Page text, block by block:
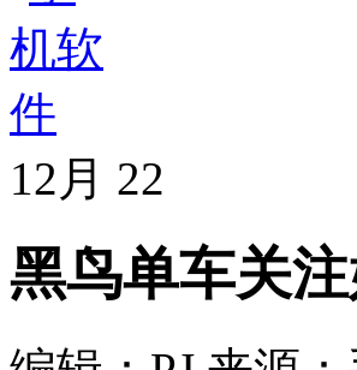
12月 22
黑鸟单车关